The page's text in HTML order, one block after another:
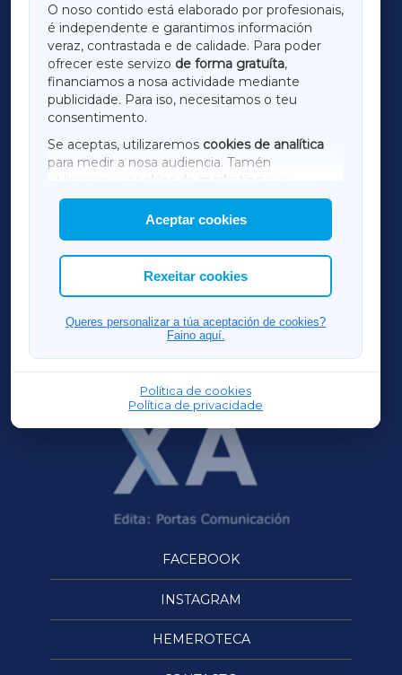
O noso contido está elaborado por profesionais,
é independente e garantimos información
veraz, contrastada e de calidade. Para poder
ofrecer este servizo de forma gratuíta,
financiamos a nosa actividade mediante
publicidade. Para iso, necesitamos o teu
consentimento.
Se aceptas, utilizaremos cookies de analítica
para medir a nosa audiencia. Tamén
utilizaremos
cookies de marketing
mostrar publicidade de terceiros.
Así mesmo, podes personalizar a elección das
cookies que desexas permitir.
Aceptar cookies
Rexeitar cookies
Queres personalizar a túa aceptación de cookies?
Faino aquí.
Política de cookies
Política de privacidade
LUGOXA
TERRACHAXA
AMARIÑAXA
RIBEIRASACRAXA
ACORUÑAXA
FERROLXA
OURENSEXA
FACEBOOK
INSTAGRAM
HEMEROTECA